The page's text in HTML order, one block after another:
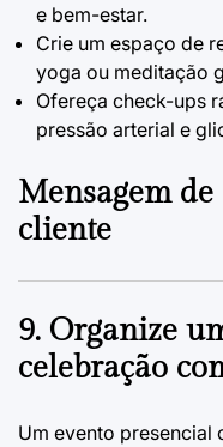
e bem-estar.
Crie um espaço de
yoga ou meditação
Ofereça check-ups
pressão arterial e
Mensagem
cliente
9. Organize
celebração
Um evento presencial